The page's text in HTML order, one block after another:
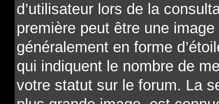
d’utilisateur lors de la
première peut être une
généralement en forme
qui indiquent le nombre de
votre statut sur le forum. La